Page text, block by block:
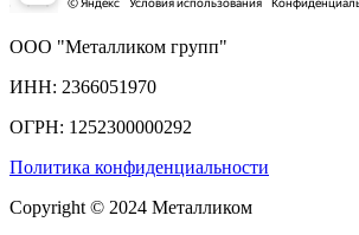
ООО "Металликом групп"
ИНН: 2366051970
ОГРН: 1252300000292
Политика конфиденциальности
Copyright © 2024 Металликом